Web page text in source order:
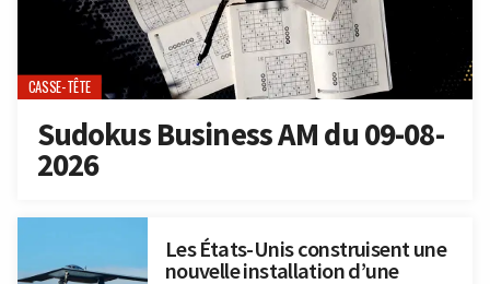
CASSE-TÊTE
Sudokus Business AM du 09-08-
2026
Les États-Unis construisent une
nouvelle installation d’une